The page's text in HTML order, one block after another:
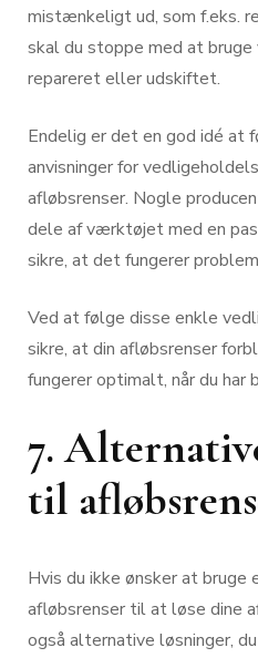
mistænkeligt ud, som f.eks.
skal du stoppe med at
repareret eller udskiftet.
Endelig er det en god idé at
anvisninger for
afløbsrenser. Nogle
dele af værktøjet med en
sikre, at det fungerer
Ved at følge disse enkle
sikre, at din afløbsrenser
fungerer optimalt, når du har
7.
til
Hvis du ikke ønsker at bruge
afløbsrenser til at løse dine
også alternative løsninger,